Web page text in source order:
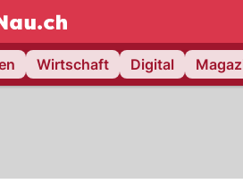
NAU.ch
Wirtschaft Digital